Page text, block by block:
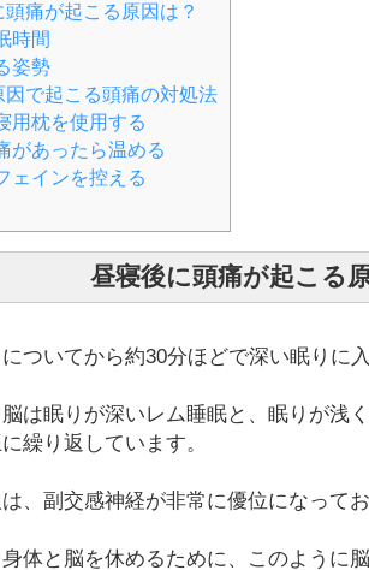
痛が起こる原因は？
時間
姿勢
因で起こる頭痛の対処法
用枕を使用する
があったら温める
ェインを控える
昼寝後に頭痛が起こる
ついてから約30分ほどで深い眠りに入
は眠りが深いレム睡眠と、眠りが浅
繰り返しています。
、副交感神経が非常に優位になってお
体と脳を休めるために、このように